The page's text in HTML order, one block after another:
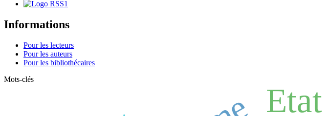
Informations
Pour les lecteurs
Pour les auteurs
Pour les bibliothécaires
Mots-clés